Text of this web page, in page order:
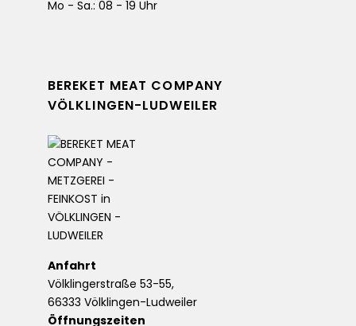
Mo - Sa.: 08 - 19 Uhr
BEREKET MEAT COMPANY
VÖLKLINGEN-LUDWEILER
Anfahrt
Völklingerstraße 53-55,
66333 Völklingen-Ludweiler
Öffnungszeiten